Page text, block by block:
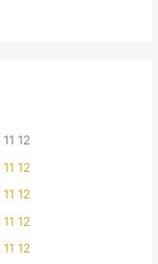
11 12
11 12
11 12
11 12
11 12